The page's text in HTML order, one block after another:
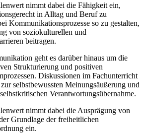
nimmt dabei die Fähigkeit ein,
in Alltag und Beruf zu
Kommunikationsprozesse so zu gestalten,
von soziokulturellen und
beitragen.
geht es darüber hinaus um die
Strukturierung und positiven
Diskussionen im Fachunterricht
selbstbewussten Meinungsäußerung und
Verantwortungsübernahme.
nimmt dabei die Ausprägung von
Grundlage der freiheitlichen
ein.